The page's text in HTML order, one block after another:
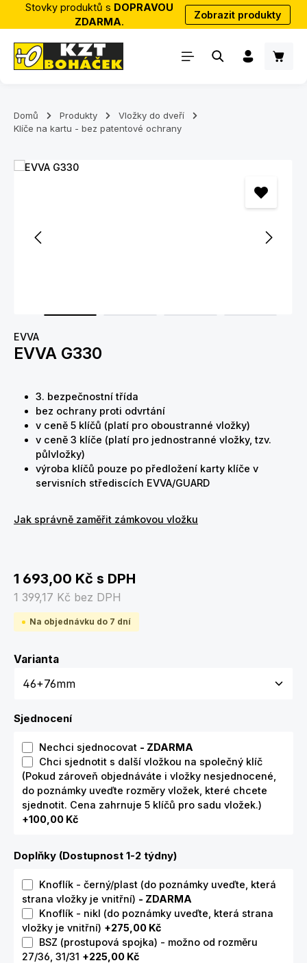
Přejít na hlavní obsah
Stovky produktů s DOPRAVOU
ZDARMA.
Zobrazit produkty
Domů Produkty
Vložky do dveří
Klíče na kartu - bez patentové ochrany
Přeskočit galerii obrázků
EVVA
EVVA G330
3. bezpečnostní třída
bez ochrany proti odvrtání
v ceně 5 klíčů (platí pro oboustranné vložky)
v ceně 3 klíče (platí pro jednostranné vložky, tzv.
půlvložky)
výroba klíčů pouze po předložení karty klíče v
servisních střediscích EVVA/GUARD
Jak správně zaměřit zámkovou vložku
1 693,00 Kč s DPH
1 399,17 Kč bez DPH
Na objednávku do 7 dní
VariantaZvolte variantu
Sjednocení
Nechci sjednocovat - ZDARMA
Chci sjednotit s další vložkou na společný klíč
(Pokud zároveň objednáváte i vložky nesjednocené,
do poznámky uveďte rozměry vložek, které chcete
sjednotit. Cena zahrnuje 5 klíčů pro sadu vložek.)
+100,00 Kč
Doplňky (Dostupnost 1-2 týdny)
Knoflík - černý/plast (do poznámky uveďte, která
strana vložky je vnitřní) - ZDARMA
Knoflík - nikl (do poznámky uveďte, která strana
vložky je vnitřní) +275,00 Kč
BSZ (prostupová spojka) - možno od rozměru
27/36, 31/31 +225,00 Kč